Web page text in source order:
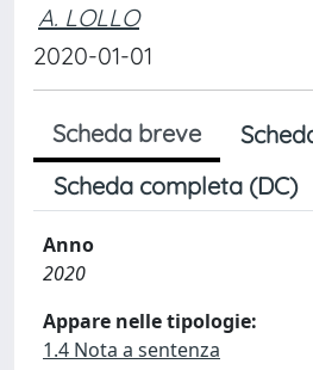
A. LOLLO
2020-01-01
Scheda breve
Scheda completa (DC)
Anno
2020
Appare nelle tipologie:
1.4 Nota a sentenza